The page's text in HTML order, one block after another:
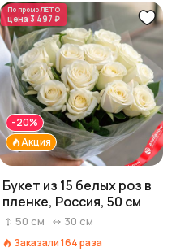
По промоЛЕТО
цена 3 497 ₽
Акция
-20%
Букет из 15 белых роз в
пленке, Россия, 50 см
50 см 30 см
Заказали164раза